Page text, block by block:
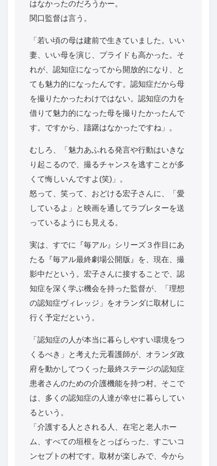
はなかったのだろうかー。
関口監督は言う。
「若い頃の母は建前で生きていました。いい
妻、いい母を演じ、プライドも高かった。そ
れが、認知症になってから開放的になり、と
ても魅力的になったんです。認知症だから母
を撮りたかったわけではない。認知症の力を
借りて魅力的になった母を撮りたかったんで
す。ですから、躊躇はなかったですね」。
むしろ、「魅力あふれる発言や行動はいきな
り起こるので、撮るチャンスを逃すことが多
くて悔しいんですよ(笑)」。
怒って、笑って、おどける宏子さんに、「愛
しているよ」と映画を通してラブレターを送
っているようにも見える。
実は、すでに『毎アル』シリーズ３作目にあ
たる『毎アル最終劇場公開版』を、現在、撮
影中だという。宏子さんに接することで、認
知症を深く学ぶ機会を持った監督が、「理想
の認知症ヴィレッジ」をオランダに取材しに
行く予定だという。
「認知症の人が本当に暮らしやすい環境をつ
くるべき」と考えた元看護師が、オランダ政
府を動かしてつくった最終ステージの認知症
患者さんのための介護機能を持つ村。そこで
は、多くの認知症の人達が幸せに暮らしてい
るという。
「介護する人とされる人、在宅と老人ホー
ム、すべての垣根をとっぱらった、すごいコ
ンセプトの村です。取材が楽しみで、今から